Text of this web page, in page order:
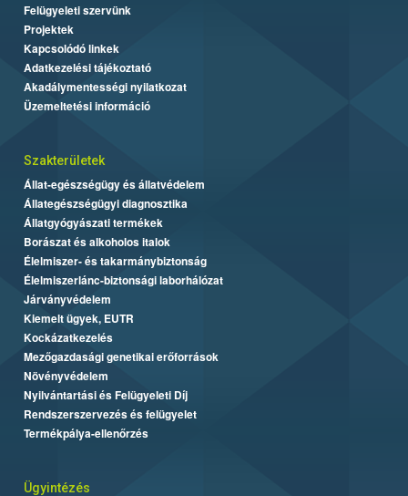
Felügyeleti szervünk
Projektek
Kapcsolódó linkek
Adatkezelési tájékoztató
Akadálymentességi nyilatkozat
Üzemeltetési információ
Szakterületek
Állat-egészségügy és állatvédelem
Állategészségügyi diagnosztika
Állatgyógyászati termékek
Borászat és alkoholos italok
Élelmiszer- és takarmánybiztonság
Élelmiszerlánc-biztonsági laborhálózat
Járványvédelem
Kiemelt ügyek, EUTR
Kockázatkezelés
Mezőgazdasági genetikai erőforrások
Növényvédelem
Nyilvántartási és Felügyeleti Díj
Rendszerszervezés és felügyelet
Termékpálya-ellenőrzés
Ügyintézés